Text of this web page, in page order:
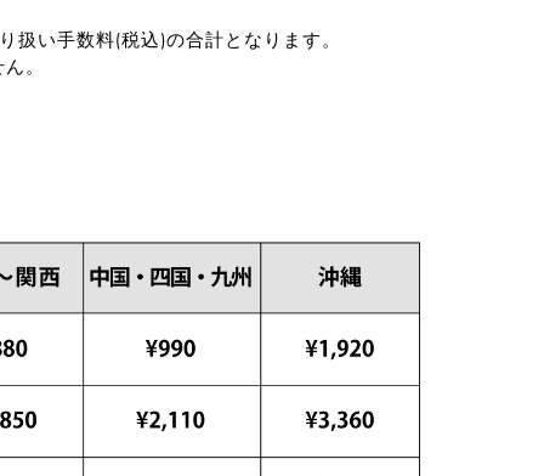
い手数料(税込)の合計となります。
。